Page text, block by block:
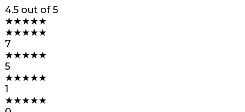
4.5 out of 5
★★★★★
★★★★★
7
★★★★★
5
★★★★★
1
★★★★★